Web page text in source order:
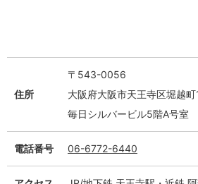
住所
〒543-0056
大阪府大阪市天王寺区堀越
毎日シルバービル5階A号室
電話番号 06-6772-6440